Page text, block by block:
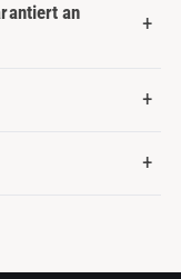
an